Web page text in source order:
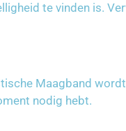
te vinden is.
Maagband
nodig hebt.